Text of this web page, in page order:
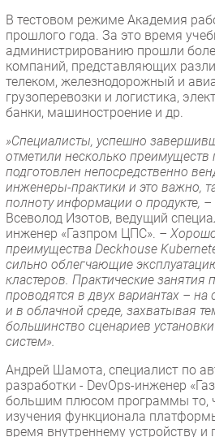
В тестовом режиме Академия
прошлого года. За это время
администрированию прошли
компаний, представляющих
телеком, железнодорожный и
грузоперевозки и логистика,
банки, машиностроение и др.
»Специалисты, успешно
отметили несколько
подготовлен непосредственно
инженеры-практики и это важно,
полноту информации о продукте, –
Всеволод Изотов, ведущий
инженер «Газпром ЦПС». –
преимущества Deckhouse
сильно облегчающие
кластеров. Практические занятия
проводятся в двух вариантах – на
и в облачной среде, захватывая
большинство сценариев
систем».
Андрей Шамота, специалист по
разработки - DevOps-инженер
большим плюсом программы то,
изучения функционала
время внутреннему устройству